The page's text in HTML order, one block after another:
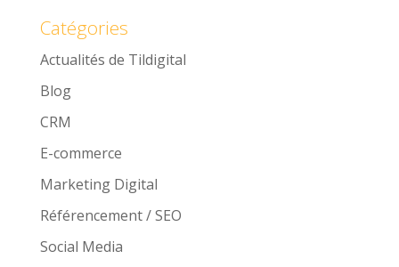
Catégories
Actualités de Tildigital
Blog
CRM
E-commerce
Marketing Digital
Référencement / SEO
Social Media